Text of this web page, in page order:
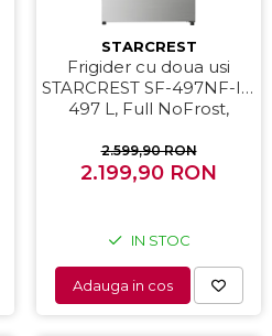
STARCREST
Frigider cu doua usi
STARCREST SF-497NF-IX,
497 L, Full NoFrost,
Clasa E, Display, Functie
super racire, Blocare
2.599,90 RON
2.199,90 RON
IN STOC
Adauga in cos